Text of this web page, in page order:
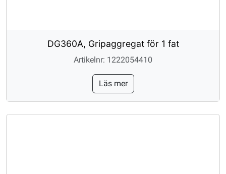
DG360A, Gripaggregat för 1 fat
Artikelnr: 1222054410
Läs mer